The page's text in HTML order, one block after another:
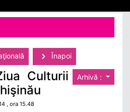
Înapoi
Arhivă :
Culturii
, ora 15.48